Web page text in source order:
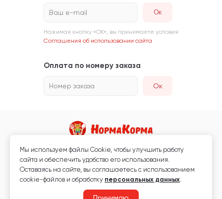
Ваш e-mail
Нажимая кнопку «ОК», вы принимаете условия
Соглашения об использовании сайта
Оплата по номеру заказа
Номер заказа Ок
Магазин кормов для животных и ветаптека
Любая информация, размещённая на сайте, не является публичной
офертой.
Мы используем файлы Сookie, чтобы улучшить работу
сайта и обеспечить удобство его использования.
Оставаясь на сайте, вы соглашаетесь с использованием
cookie-файлов и обработку персональных данных.